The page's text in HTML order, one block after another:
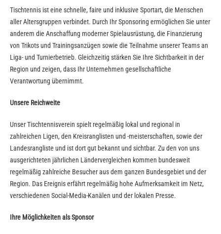
Tischtennis ist eine schnelle, faire und inklusive Sportart, die Menschen
aller Altersgruppen verbindet. Durch Ihr Sponsoring ermöglichen Sie unter
anderem die Anschaffung moderner Spielausrüstung, die Finanzierung
von Trikots und Trainingsanzügen sowie die Teilnahme unserer Teams an
Liga- und Turnierbetrieb. Gleichzeitig stärken Sie Ihre Sichtbarkeit in der
Region und zeigen, dass Ihr Unternehmen gesellschaftliche
Verantwortung übernimmt.
Unsere Reichweite
Unser Tischtennisverein spielt regelmäßig lokal und regional in
zahlreichen Ligen, den Kreisranglisten und -meisterschaften, sowie der
Landesrangliste und ist dort gut bekannt und sichtbar. Zu den von uns
ausgerichteten jährlichen Ländervergleichen kommen bundesweit
regelmäßig zahlreiche Besucher aus dem ganzen Bundesgebiet und der
Region. Das Ereignis erfährt regelmäßig hohe Aufmerksamkeit im Netz,
verschiedenen Social-Media-Kanälen und der lokalen Presse.
Ihre Möglichkeiten als Sponsor